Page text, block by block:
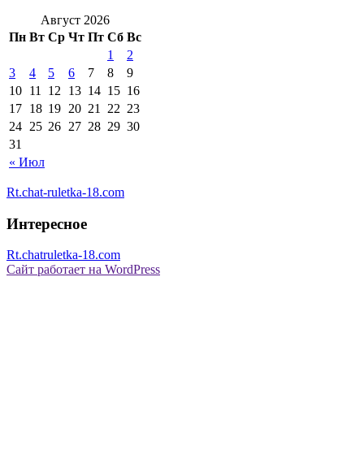
Август 2026
Пн Вт Ср Чт Пт Сб Вс
« Июл
1
2
3
4 5 6 7 8
9
10 11 12 13 14 15 16
17 18 19 20 21 22 23
24 25 26 27 28 29 30
31
Rt.chat-ruletka-18.com
Интересное
Rt.chatruletka-18.com
Сайт работает на WordPress